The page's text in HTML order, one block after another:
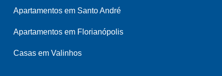
Apartamentos em Santo André
Apartamentos em Florianópolis
Casas em Valinhos